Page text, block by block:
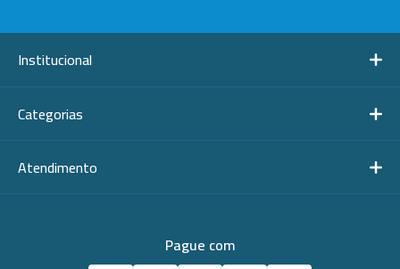
Institucional
Categorias
Atendimento
Pague com